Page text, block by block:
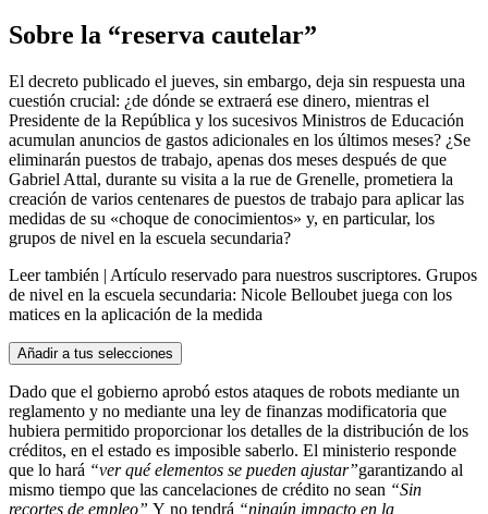
Sobre la “reserva cautelar”
El decreto publicado el jueves, sin embargo, deja sin respuesta una
cuestión crucial: ¿de dónde se extraerá ese dinero, mientras el
Presidente de la República y los sucesivos Ministros de Educación
acumulan anuncios de gastos adicionales en los últimos meses? ¿Se
eliminarán puestos de trabajo, apenas dos meses después de que
Gabriel Attal, durante su visita a la rue de Grenelle, prometiera la
creación de varios centenares de puestos de trabajo para aplicar las
medidas de su «choque de conocimientos» y, en particular, los
grupos de nivel en la escuela secundaria?
Leer también | Artículo reservado para nuestros suscriptores. Grupos
de nivel en la escuela secundaria: Nicole Belloubet juega con los
matices en la aplicación de la medida
Añadir a tus selecciones
Dado que el gobierno aprobó estos ataques de robots mediante un
reglamento y no mediante una ley de finanzas modificatoria que
hubiera permitido proporcionar los detalles de la distribución de los
créditos, en el estado es imposible saberlo. El ministerio responde
que lo hará “ver qué elementos se pueden ajustar”garantizando al
mismo tiempo que las cancelaciones de crédito no sean “Sin
recortes de empleo” Y no tendrá “ningún impacto en la